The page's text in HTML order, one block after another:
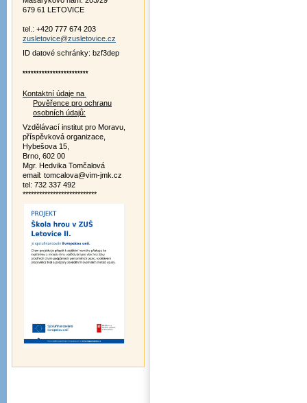
679 61 LETOVICE
tel.: +420 777 674 203
zusletovice@zusletovice.cz
ID datové schránky: bzf3dep
************************
Kontaktní údaje na
Pověřence pro ochranu
osobních údajů:
Vzdělávací institut pro Moravu,
příspěvková organizace,
Hybešova 15,
Brno, 602 00
Mgr. Hedvika Tomčalová
email: tomcalova@vim-jmk.cz
tel: 732 337 492
***************************